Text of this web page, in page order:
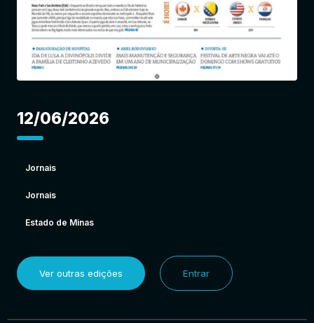
12/06/2026
Jornais
Jornais
Estado de Minas
Ver outras edições Entrar